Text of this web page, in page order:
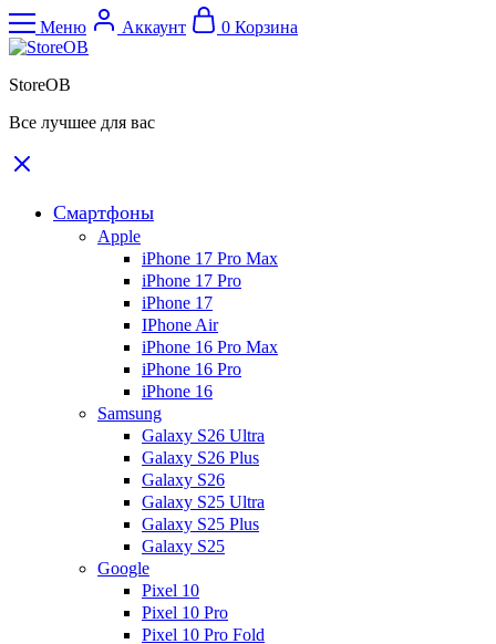
Меню Аккаунт 0 Корзина
StoreOB
Все лучшее для вас
Смартфоны
Apple
iPhone 17 Pro Max
iPhone 17 Pro
iPhone 17
IPhone Air
iPhone 16 Pro Max
iPhone 16 Pro
iPhone 16
Samsung
Galaxy S26 Ultra
Galaxy S26 Plus
Galaxy S26
Galaxy S25 Ultra
Galaxy S25 Plus
Galaxy S25
Google
Pixel 10
Pixel 10 Pro
Pixel 10 Pro Fold